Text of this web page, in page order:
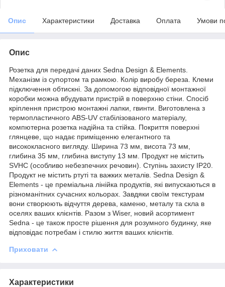
Опис Характеристики Доставка Оплата Умови
Опис
Розетка для передачі даних Sedna Design & Elements.
Механізм із супортом та рамкою. Колір виробу береза. Клеми
підключення обтискні. За допомогою відповідної монтажної
коробки можна вбудувати пристрій в поверхню стіни. Спосіб
кріплення пристрою монтажні лапки, гвинти. Виготовлена з
термопластичного ABS-UV стабілізованого матеріалу,
компютерна розетка надійна та стійка. Покриття поверхні
глянцеве, що надає приміщенню елегантного та
висококласного вигляду. Ширина 73 мм, висота 73 мм,
глибина 35 мм, глибина виступу 13 мм. Продукт не містить
SVHC (особливо небезпечних речовин). Ступінь захисту IP20.
Продукт не містить ртуті та важких металів. Sedna Design &
Elements - це преміальна лінійка продуктів, які випускаються в
різноманітних сучасних кольорах. Завдяки своїм текстурам
вони створюють відчуття дерева, каменю, металу та скла в
оселях ваших клієнтів. Разом з Wiser, новий асортимент
Sedna - це також просте рішення для розумного будинку, яке
відповідає потребам і стилю життя ваших клієнтів.
Приховати
Характеристики